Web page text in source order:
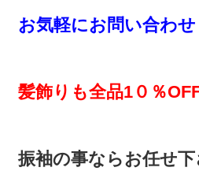
お気軽にお問い合わせ
髪飾りも全品1０％
振袖の事ならお任せ下